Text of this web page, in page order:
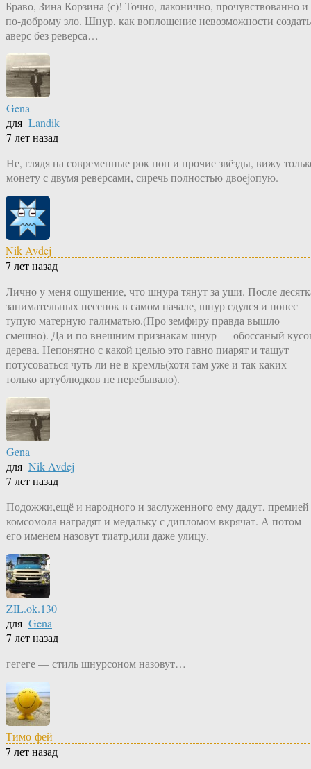
Браво, Зина Корзина (с)! Точно, лаконично, прочувствованно и
по-доброму зло. Шнур, как воплощение невозможности создать
аверс без реверса…
Gena
для Landik
7 лет назад
Не, глядя на современные рок поп и прочие звёзды, вижу
монету с двумя реверсами, сиречь полностью двоеjoпую.
Nik Avdej
7 лет назад
Лично у меня ощущение, что шнура тянут за уши. После
занимательных песенок в самом начале, шнур сдулся и понес
тупую матерную галиматью.(Про земфиру правда вышло
смешно). Да и по внешним признакам шнур — обоссаный
дерева. Непонятно с какой целью это гавно пиарят и тащут
потусоваться чуть-ли не в кремль(хотя там уже и так каких
только артублюдков не перебывало).
Gena
для Nik Avdej
7 лет назад
Подожжи,ещё и народного и заслуженного ему дадут, премией
комсомола наградят и медальку с дипломом вкрячат. А потом
его именем назовут тиатр,или даже улицу.
ZIL.ok.130
для Gena
7 лет назад
гегеге — стиль шнурсоном назовут…
Тимо-фей
7 лет назад